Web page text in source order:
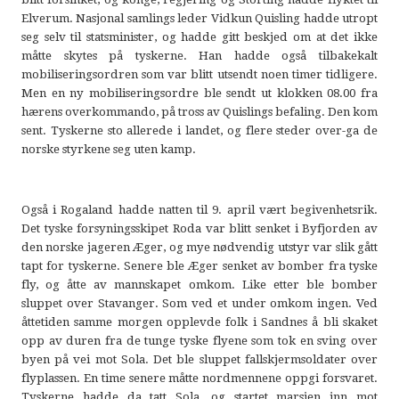
Elverum. Nasjonal samlings leder Vidkun Quisling hadde utropt
seg selv til statsminister, og hadde gitt beskjed om at det ikke
måtte skytes på tyskerne. Han hadde også tilbakekalt
mobiliseringsordren som var blitt utsendt noen timer tidligere.
Men en ny mobiliseringsordre ble sendt ut klokken 08.00 fra
hærens overkommando, på tross av Quislings befaling. Den kom
sent. Tyskerne sto allerede i landet, og flere steder over-ga de
norske styrkene seg uten kamp.
Også i Rogaland hadde natten til 9. april vært begivenhetsrik.
Det tyske forsyningsskipet Roda var blitt senket i Byfjorden av
den norske jageren Æger, og mye nødvendig utstyr var slik gått
tapt for tyskerne. Senere ble Æger senket av bomber fra tyske
fly, og åtte av mannskapet omkom. Like etter ble bomber
sluppet over Stavanger. Som ved et under omkom ingen. Ved
åttetiden samme morgen opplevde folk i Sandnes å bli skaket
opp av duren fra de tunge tyske flyene som tok en sving over
byen på vei mot Sola. Det ble sluppet fallskjermsoldater over
flyplassen. En time senere måtte nordmennene oppgi forsvaret.